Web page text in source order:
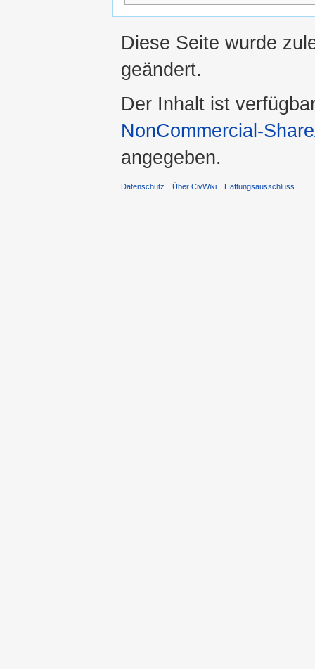
Diese Seite wurde
geändert.
Der Inhalt ist
NonCommercial-
angegeben.
Datenschutz Über CivWiki Haftungsausschluss